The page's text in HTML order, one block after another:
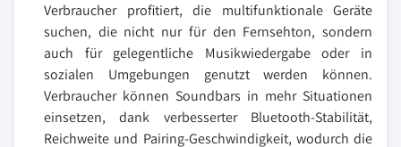
Verbraucher profitiert, die multifunktionale Geräte
suchen, die nicht nur für den Fernsehton, sondern
auch für gelegentliche Musikwiedergabe oder in
sozialen Umgebungen genutzt werden können.
Verbraucher können Soundbars in mehr Situationen
einsetzen, dank verbesserter Bluetooth-Stabilität,
Reichweite und Pairing-Geschwindigkeit, wodurch die